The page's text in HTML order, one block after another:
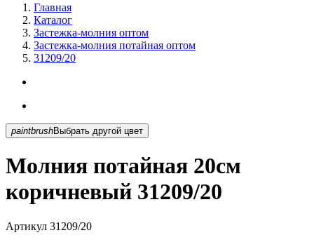
Главная
Каталог
Застежка-молния оптом
Застежка-молния потайная оптом
31209/20
paintbrush Выбрать другой цвет
Молния потайная 20см
коричневый 31209/20
Артикул 31209/20